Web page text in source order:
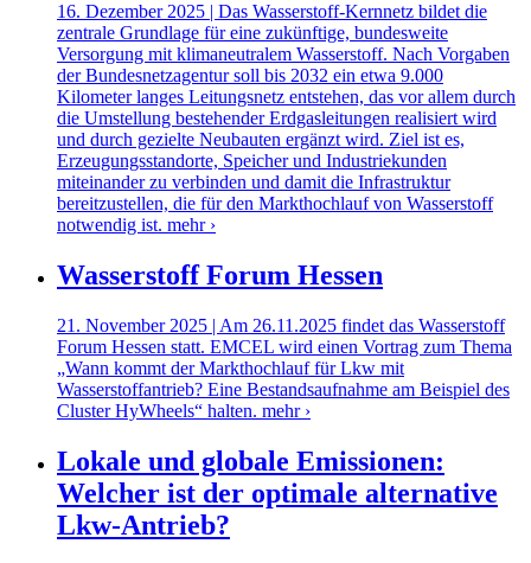
16. Dezember 2025 | Das Wasserstoff-Kernnetz bildet die
zentrale Grundlage für eine zukünftige, bundesweite
Versorgung mit klimaneutralem Wasserstoff. Nach Vorgaben
der Bundesnetzagentur soll bis 2032 ein etwa 9.000
Kilometer langes Leitungsnetz entstehen, das vor allem durch
die Umstellung bestehender Erdgasleitungen realisiert wird
und durch gezielte Neubauten ergänzt wird. Ziel ist es,
Erzeugungsstandorte, Speicher und Industriekunden
miteinander zu verbinden und damit die Infrastruktur
bereitzustellen, die für den Markthochlauf von Wasserstoff
notwendig ist. mehr ›
Wasserstoff Forum Hessen
21. November 2025 | Am 26.11.2025 findet das Wasserstoff
Forum Hessen statt. EMCEL wird einen Vortrag zum Thema
„Wann kommt der Markthochlauf für Lkw mit
Wasserstoffantrieb? Eine Bestandsaufnahme am Beispiel des
Cluster HyWheels“ halten. mehr ›
Lokale und globale Emissionen:
Welcher ist der optimale alternative
Lkw-Antrieb?